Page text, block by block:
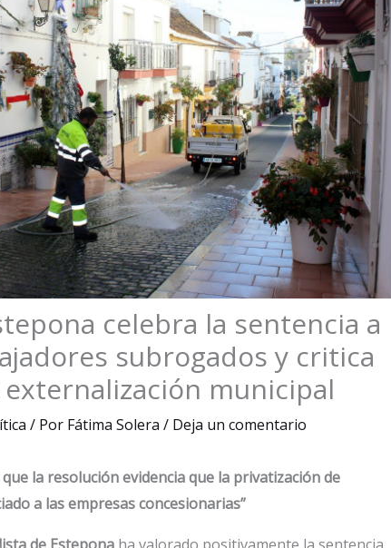
celebra la sentencia a
subrogados y critica
municipal
/ Por Fátima Solera / Deja un comentario
la resolución evidencia que la privatización de
a las empresas concesionarias”